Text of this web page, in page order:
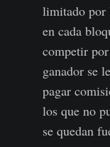
limitado por
en cada
competir
ganador se
pagar
los que no
se quedan